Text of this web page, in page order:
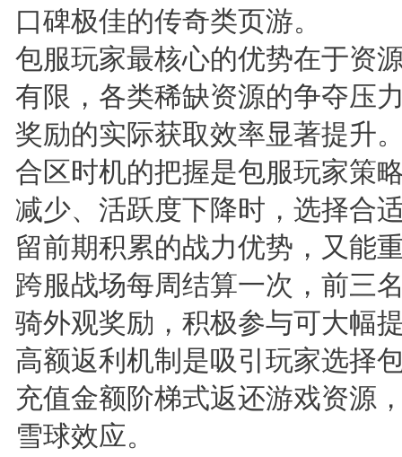
口碑极佳的传奇类页游。
包服玩家最核心的优势在于资
有限，各类稀缺资源的争夺压
奖励的实际获取效率显著提升
合区时机的把握是包服玩家策
减少、活跃度下降时，选择合
留前期积累的战力优势，又能
跨服战场每周结算一次，前三
骑外观奖励，积极参与可大幅
高额返利机制是吸引玩家选择
充值金额阶梯式返还游戏资源
雪球效应。